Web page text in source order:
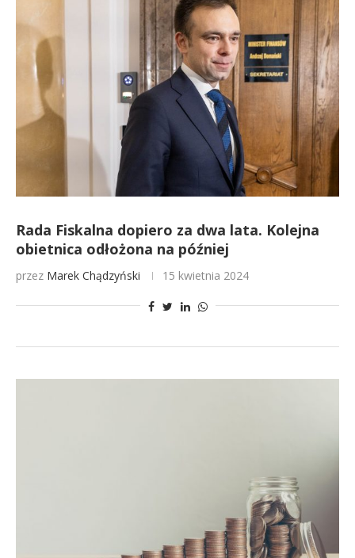
Rada Fiskalna dopiero za dwa lata. Kolejna
obietnica odłożona na później
przez Marek Chądzyński 15 kwietnia 2024